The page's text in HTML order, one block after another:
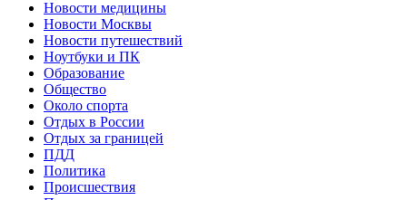
Новости медицины
Новости Москвы
Новости путешествий
Ноутбуки и ПК
Образование
Общество
Около спорта
Отдых в России
Отдых за границей
ПДД
Политика
Происшествия